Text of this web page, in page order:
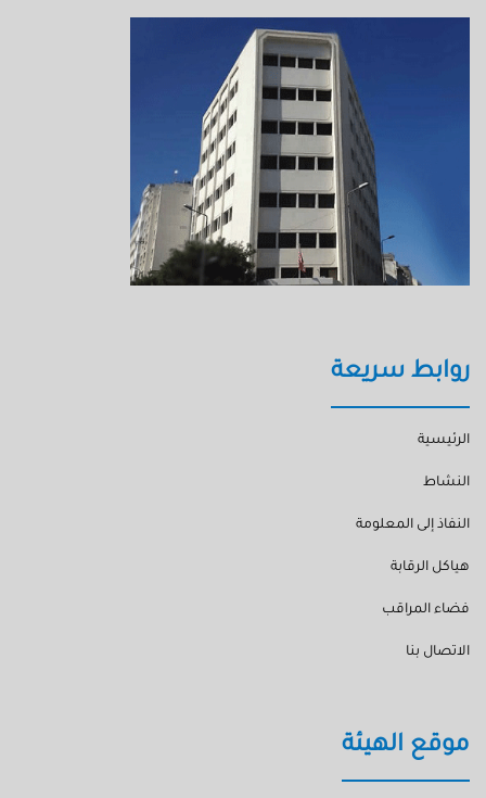
روابط سريعة
الرئيسية
النشاط
النفاذ إلى المعلومة
هياكل الرقابة
فضاء المراقب
الاتصال بنا
موقع الهيئة